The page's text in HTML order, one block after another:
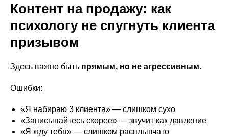
Контент на продажу: как
психологу не спугнуть клиента
призывом
Здесь важно быть прямым, но не агрессивным.
Ошибки:
«Я набираю 3 клиента» — слишком сухо
«Записывайтесь скорее» — звучит как давление
«Я жду тебя» — слишком расплывчато